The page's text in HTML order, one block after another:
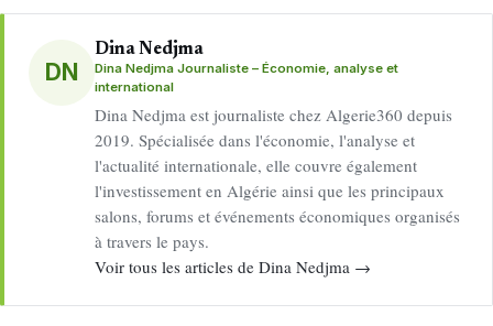
DN
Dina Nedjma
Dina Nedjma Journaliste – Économie, analyse et
international
Dina Nedjma est journaliste chez Algerie360 depuis
2019. Spécialisée dans l'économie, l'analyse et
l'actualité internationale, elle couvre également
l'investissement en Algérie ainsi que les principaux
salons, forums et événements économiques organisés
à travers le pays.
Voir tous les articles de Dina Nedjma →